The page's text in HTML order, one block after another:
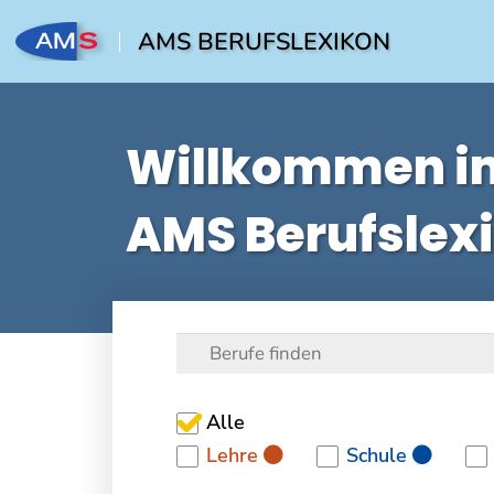
AMS BERUFSLEXIKON
Willkommen
AMS
Alle
Lehre
Schule